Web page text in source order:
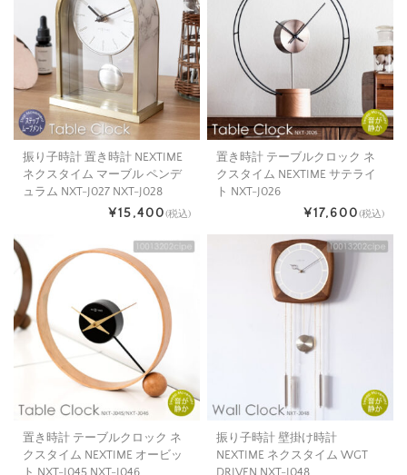
振り子時計 置き時計 NEXTIME
ネクスタイム マーブル ペンデ
ュラム NXT-J027 NXT-J028
¥15,400(税込)
置き時計 テーブルクロック ネ
クスタイム NEXTIME サテライ
ト NXT-J026
¥17,600(税込)
置き時計 テーブルクロック ネ
クスタイム NEXTIME オービッ
ト NXT-J045 NXT-J046
振り子時計 壁掛け時計
NEXTIME ネクスタイム WGT
DRIVEN NXT-J048